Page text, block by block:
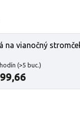
na vianočný
(>5 buc.)